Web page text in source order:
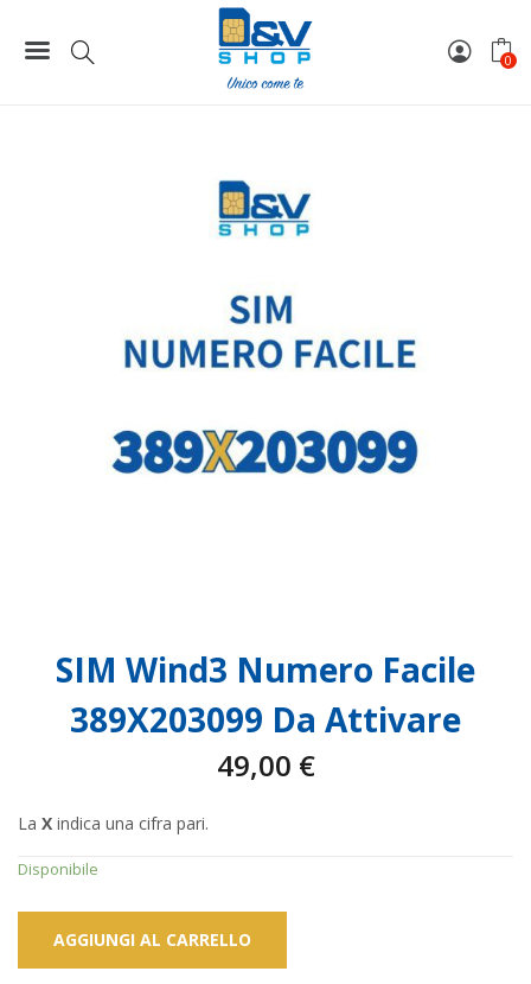
0
SIM Wind3 Numero Facile 389X203099 Da Attivare
SIM Wind3 Numero Facile
389X203099 Da Attivare
49,00 €
La X indica una cifra pari.
Disponibile
AGGIUNGI AL CARRELLO